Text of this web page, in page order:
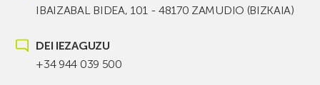
IBAIZABAL BIDEA, 101 - 48170 ZAMUDIO (BIZKAIA)
DEI IEZAGUZU
+34 944 039 500